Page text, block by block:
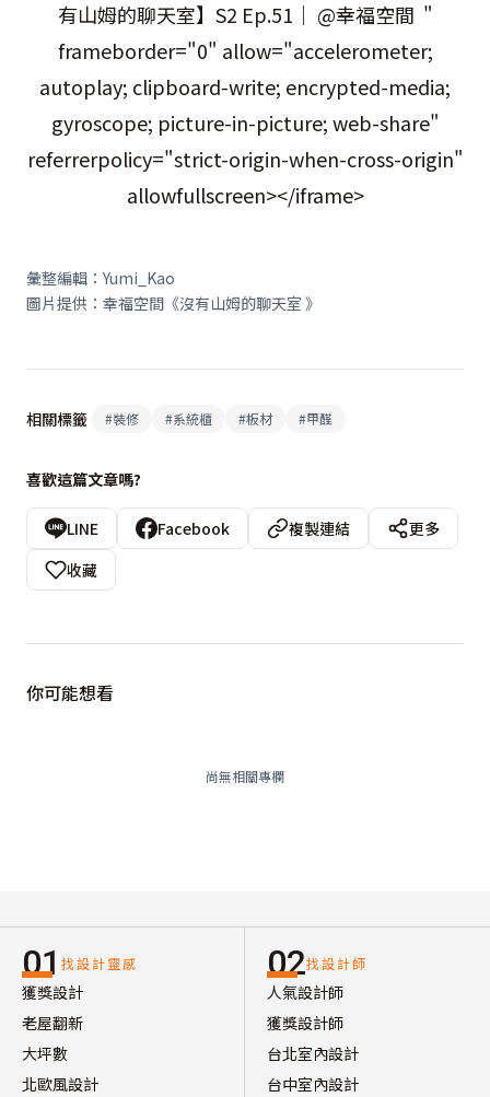
有山姆的聊天室】S2 Ep.51｜ @幸福空間 ​"
frameborder="0" allow="accelerometer;
autoplay; clipboard-write; encrypted-media;
gyroscope; picture-in-picture; web-share"
referrerpolicy="strict-origin-when-cross-origin"
allowfullscreen></iframe>
彙整編輯：Yumi_Kao
圖片提供：幸福空間《沒有山姆的聊天室 》
相關標籤 #裝修 #系統櫃 #板材 #甲醛
喜歡這篇文章嗎?
LINE Facebook 複製連結
更多
收藏
你可能想看
尚無相關專欄
01 找設計靈感
獲獎設計
老屋翻新
大坪數
北歐風設計
02找設計師
人氣設計師
獲獎設計師
台北室內設計
台中室內設計